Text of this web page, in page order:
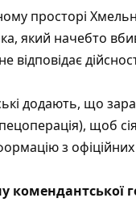
просторі
який начебто
відповідає
додають, що
щоб
з
комендантської